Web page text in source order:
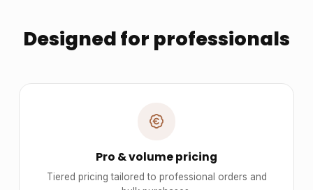
Designed for professionals
Pro & volume pricing
Tiered pricing tailored to professional orders and